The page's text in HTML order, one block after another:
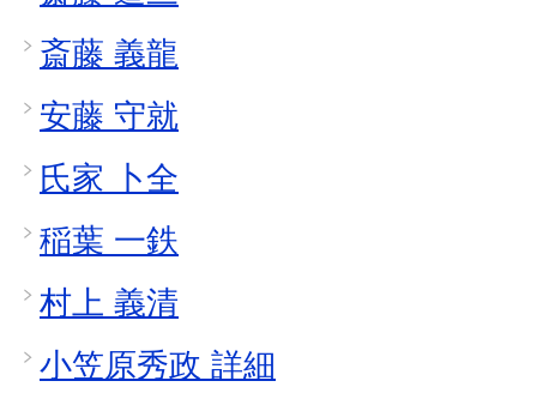
斎藤 義龍
安藤 守就
氏家 卜全
稲葉 一鉄
村上 義清
小笠原秀政 詳細